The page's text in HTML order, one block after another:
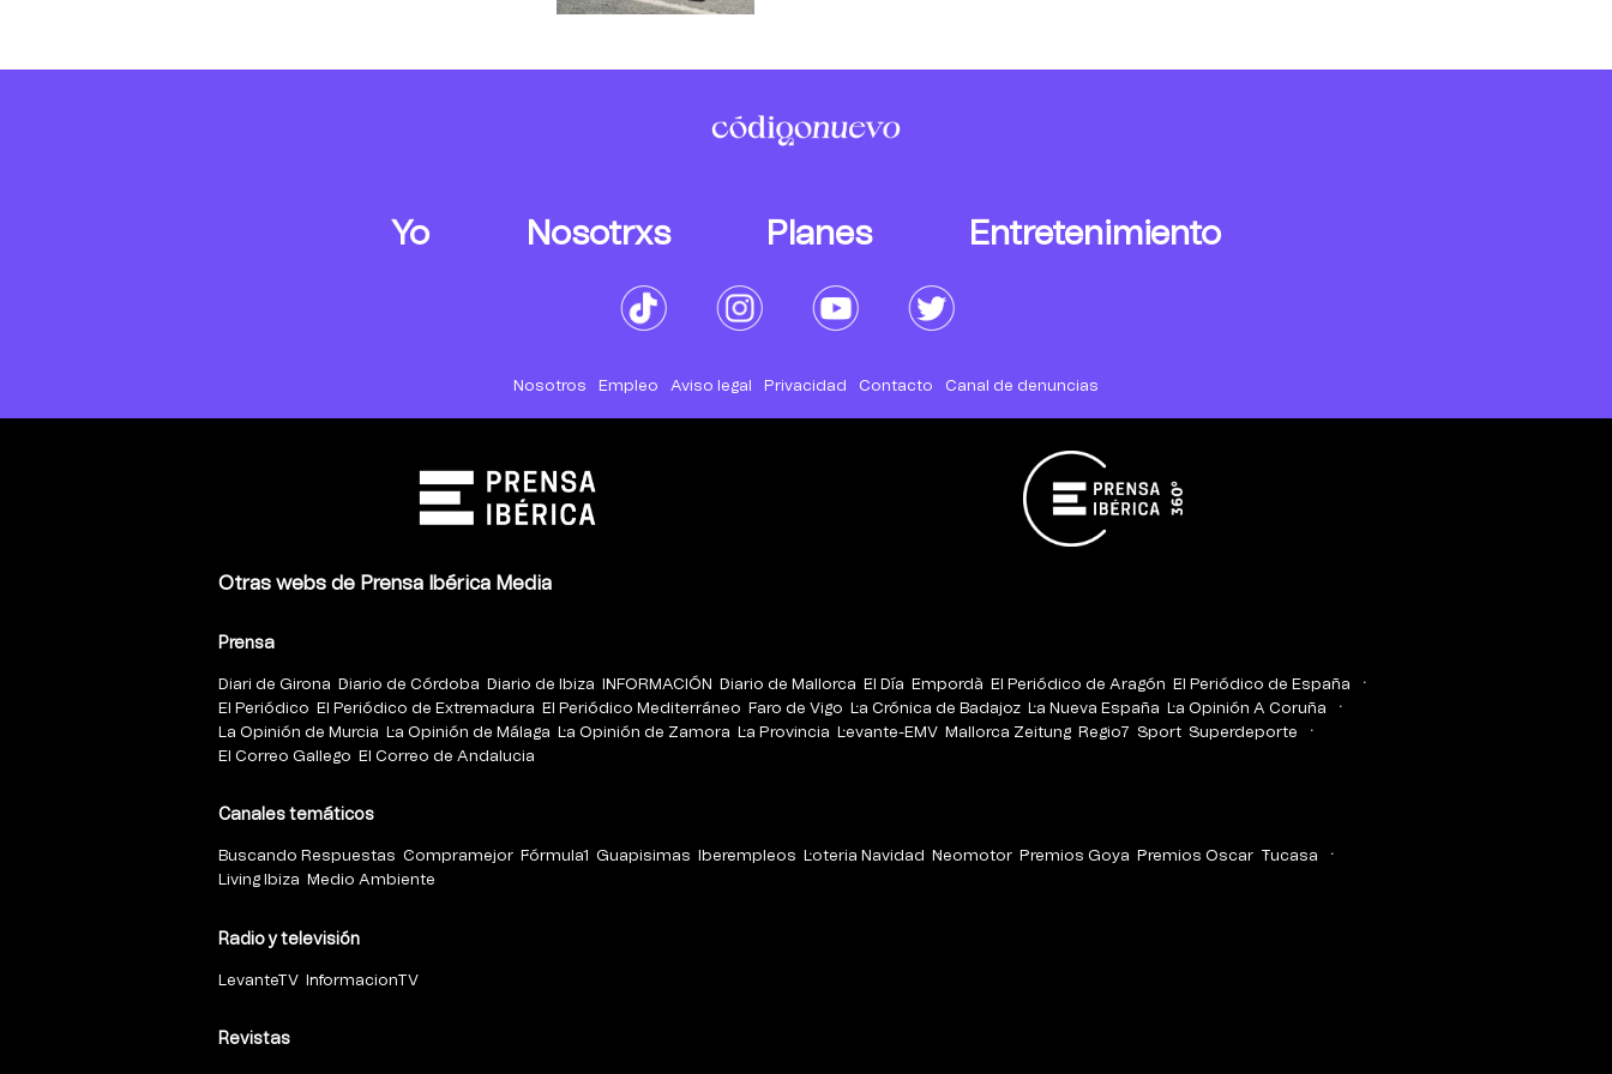
Yo Nosotrxs Planes Entretenimiento
Nosotros Empleo Aviso legal Privacidad Contacto Canal de denuncias
Otras webs de Prensa Ibérica Media
Prensa
Diari de Girona Diario de Córdoba Diario de Ibiza INFORMACIÓN Diario de Mallorca El Día Empordà El Periódico de Aragón
El Periódico de España
El Periódico
El Periódico de Extremadura El Periódico Mediterráneo Faro de Vigo La Crónica de Badajoz La Nueva España
La Opinión A Coruña
La Opinión de Murcia
La Opinión de Málaga La Opinión de Zamora La Provincia Levante-EMV Mallorca Zeitung Regio7 Sport Superdeporte
El Correo Gallego
El Correo de Andalucia
Canales temáticos
Buscando Respuestas Compramejor Fórmula1 Guapisimas Iberempleos Loteria Navidad Neomotor Premios Goya Premios Oscar
Tucasa
Living Ibiza
Medio Ambiente
Radio y televisión
LevanteTV InformacionTV
Revistas